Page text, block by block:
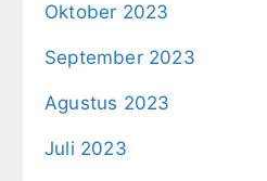
Oktober 2023
September 2023
Agustus 2023
Juli 2023